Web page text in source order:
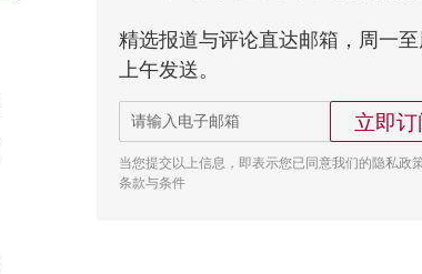
精选报道与评论直达邮箱，周一
上午发送。
立即订
当您提交以上信息，即表示您已同意我们的隐私政
条款与条件